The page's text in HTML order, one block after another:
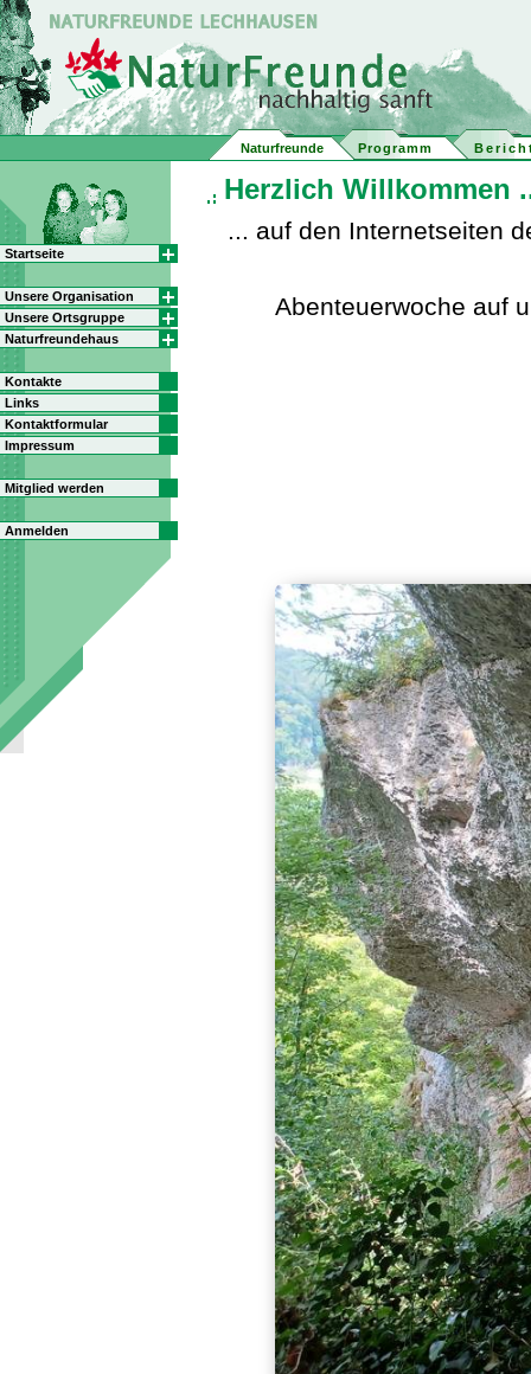
Naturfreunde Programm
Startseite
Unsere Organisation
Unsere Ortsgruppe
Naturfreundehaus
Kontakte
Links
Kontaktformular
Impressum
Mitglied werden
Anmelden
Herzlich Willkommen
... auf den Internetseiten
Abenteuerwoche auf